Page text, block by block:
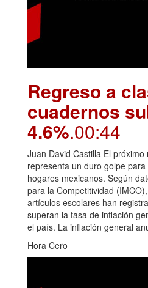
Regreso a
cuadernos
4.6%.00:44
Juan David Castilla El
representa un duro golpe
hogares mexicanos. Según
para la Competitividad
artículos escolares han
superan la tasa de inflación
el país. La inflación general
Hora Cero